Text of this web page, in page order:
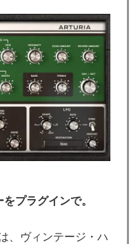
プラグインで。
、ヴィンテージ・ハ